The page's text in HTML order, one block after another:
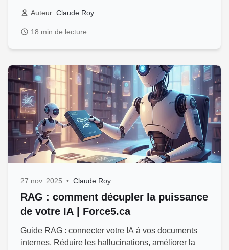
Auteur: Claude Roy
18 min de lecture
27 nov. 2025 • Claude Roy
RAG : comment décupler la puissance
de votre IA | Force5.ca
Guide RAG : connecter votre IA à vos documents
internes. Réduire les hallucinations, améliorer la